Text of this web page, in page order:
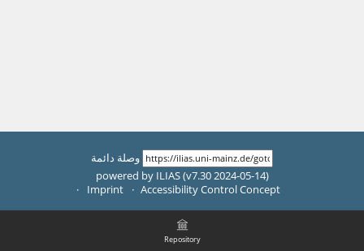
Repository
وصلة دائمة
powered by ILIAS (v7.30 2024-05-14)
Imprint
Accessibility Control Concept